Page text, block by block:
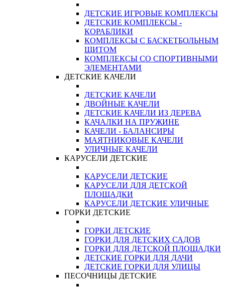
ДЕТСКИЕ ИГРОВЫЕ КОМПЛЕКСЫ
ДЕТСКИЕ КОМПЛЕКСЫ -
КОРАБЛИКИ
КОМПЛЕКСЫ С БАСКЕТБОЛЬНЫМ
ЩИТОМ
КОМПЛЕКСЫ СО СПОРТИВНЫМИ
ЭЛЕМЕНТАМИ
ДЕТСКИЕ КАЧЕЛИ
ДЕТСКИЕ КАЧЕЛИ
ДВОЙНЫЕ КАЧЕЛИ
ДЕТСКИЕ КАЧЕЛИ ИЗ ДЕРЕВА
КАЧАЛКИ НА ПРУЖИНЕ
КАЧЕЛИ - БАЛАНСИРЫ
МАЯТНИКОВЫЕ КАЧЕЛИ
УЛИЧНЫЕ КАЧЕЛИ
КАРУСЕЛИ ДЕТСКИЕ
КАРУСЕЛИ ДЕТСКИЕ
КАРУСЕЛИ ДЛЯ ДЕТСКОЙ
ПЛОЩАДКИ
КАРУСЕЛИ ДЕТСКИЕ УЛИЧНЫЕ
ГОРКИ ДЕТСКИЕ
ГОРКИ ДЕТСКИЕ
ГОРКИ ДЛЯ ДЕТСКИХ САДОВ
ГОРКИ ДЛЯ ДЕТСКОЙ ПЛОЩАДКИ
ДЕТСКИЕ ГОРКИ ДЛЯ ДАЧИ
ДЕТСКИЕ ГОРКИ ДЛЯ УЛИЦЫ
ПЕСОЧНИЦЫ ДЕТСКИЕ